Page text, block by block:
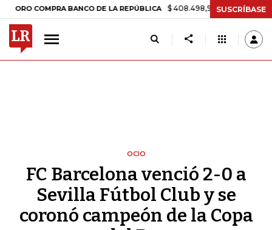
COMPRA BANCO DE LA REPÚBLICA $ 408.498,97 +$ 8.753,81 +2,19%
SUSCRÍBASE
OCIO
FC Barcelona venció 2-0 a
Sevilla Fútbol Club y se
coronó campeón de la Copa